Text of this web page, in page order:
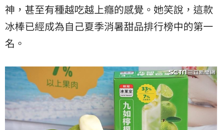
神，甚至有種越吃越上癮的感覺。她笑說，這款
冰棒已經成為自己夏季消暑甜品排行榜中的第一
名。